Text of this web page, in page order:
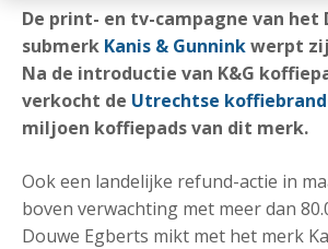
De print- en tv-campagne van het
submerk Kanis & Gunninkwerpt
Na de introductie van K&G
verkocht de Utrechtse
miljoen koffiepads van dit merk.
Ook een landelijke refund-actie in
boven verwachting met meer dan
Douwe Egberts mikt met het merk